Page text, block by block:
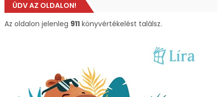
ÜDV AZ OLDALON!
Az oldalon jelenleg 911könyvértékelést találsz.